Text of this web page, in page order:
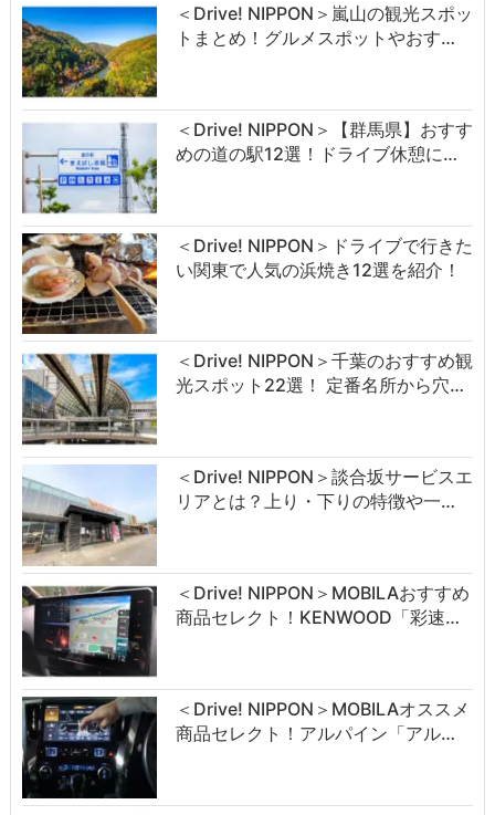
＜Drive! NIPPON＞嵐山の観光スポッ
トまとめ！グルメスポットやおす…
＜Drive! NIPPON＞【群馬県】おすす
めの道の駅12選！ドライブ休憩に…
＜Drive! NIPPON＞ドライブで行きた
い関東で人気の浜焼き12選を紹介！
＜Drive! NIPPON＞千葉のおすすめ観
光スポット22選！ 定番名所から穴…
＜Drive! NIPPON＞談合坂サービスエ
リアとは？上り・下りの特徴や一…
＜Drive! NIPPON＞MOBILAおすすめ
商品セレクト！KENWOOD「彩速…
＜Drive! NIPPON＞MOBILAオススメ
商品セレクト！アルパイン「アル…